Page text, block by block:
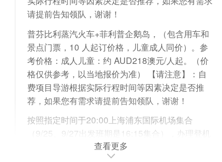
请提前告知领队，谢谢！
普芬比利蒸汽火车+菲利普企鹅岛，（包含用车和
景点门票，10 人起订价格，儿童成人同价）。参
考价格：成人儿童：约 AUD218澳元/人起。（价
格仅供参考，以当地报价为准） 【请注意】：自
费项目导游根据实际行程时间等因素决定是否推
荐，如果您有需求请提前告知领队，谢谢！
按照指定时间于20:00上海浦东国际机场集合
（9/25、9/27出发班期是16:15集合），办理登机
手续后，搭乘飞机前往澳大利亚。今晚夜宿机上。
查看更多